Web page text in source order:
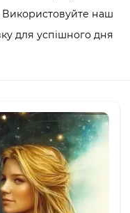
Використовуйте наш
для успішного дня